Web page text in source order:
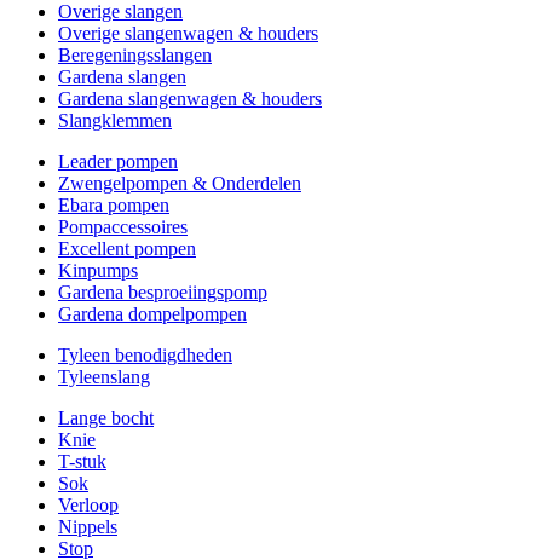
Overige slangen
Overige slangenwagen & houders
Beregeningsslangen
Gardena slangen
Gardena slangenwagen & houders
Slangklemmen
Leader pompen
Zwengelpompen & Onderdelen
Ebara pompen
Pompaccessoires
Excellent pompen
Kinpumps
Gardena besproeiingspomp
Gardena dompelpompen
Tyleen benodigdheden
Tyleenslang
Lange bocht
Knie
T-stuk
Sok
Verloop
Nippels
Stop